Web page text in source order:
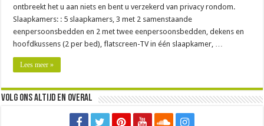
ontbreekt het u aan niets en bent u verzekerd van privacy rondom.
Slaapkamers: : 5 slaapkamers, 3 met 2 samenstaande
eenpersoonsbedden en 2 met twee eenpersoonsbedden, dekens en
hoofdkussens (2 per bed), flatscreen-TV in één slaapkamer, …
Lees meer »
Volg ons altijd en overal